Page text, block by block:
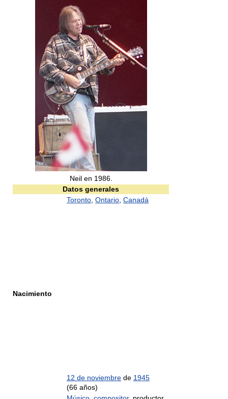
Neil en 1986.
Datos generales
Nacimiento
Toronto Ontario Canadá
12 de noviembre de 1945
(66 años)